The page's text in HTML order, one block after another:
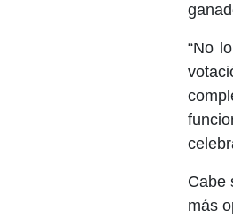
“No
Cabe
más